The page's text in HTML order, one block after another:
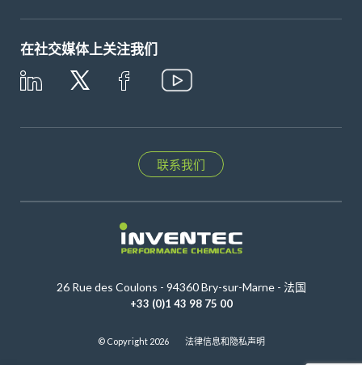
在社交媒体上关注我们
联系我们
26 Rue des Coulons - 94360 Bry-sur-Marne - 法国
+33 (0)1 43 98 75 00
© Copyright 2026 法律信息和隐私声明